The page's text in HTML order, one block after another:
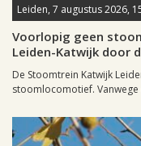
Leiden, 7 augustus 2026,
Voorlopig geen
Leiden-Katwijk door
De Stoomtrein Katwijk
stoomlocomotief.